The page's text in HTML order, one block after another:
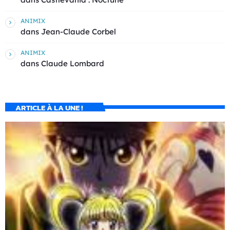
ANIMIX
dans Jean-Claude Corbel
ANIMIX
dans Claude Lombard
ARTICLE À LA UNE !